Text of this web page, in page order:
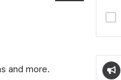
and more.